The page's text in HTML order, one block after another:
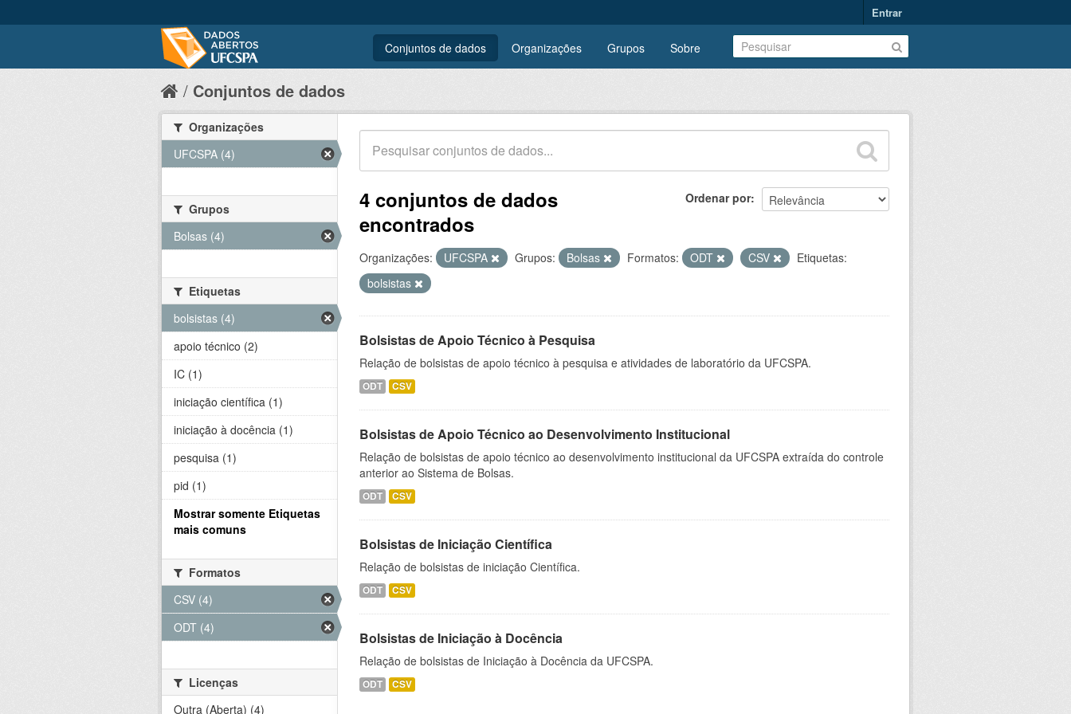
Entrar
Conjuntos de dados Organizações Grupos Sobre
Conjuntos de dados
Ordenar por
4 conjuntos de dados
encontrados
Organizações: UFCSPA Grupos: Bolsas Formatos: ODT CSV
Etiquetas:
bolsistas
Bolsistas de Apoio Técnico à Pesquisa
Relação de bolsistas de apoio técnico à pesquisa e atividades de laboratório da UFCSPA.
ODT CSV
Bolsistas de Apoio Técnico ao Desenvolvimento Institucional
Relação de bolsistas de apoio técnico ao desenvolvimento institucional da UFCSPA extraída do controle
anterior ao Sistema de Bolsas.
ODT CSV
Bolsistas de Iniciação Científica
Relação de bolsistas de iniciação Científica.
ODT CSV
Bolsistas de Iniciação à Docência
Relação de bolsistas de Iniciação à Docência da UFCSPA.
ODT CSV
Organizações
UFCSPA (4)
Grupos
Bolsas (4)
Etiquetas
bolsistas (4)
apoio técnico (2)
IC (1)
iniciação científica (1)
iniciação à docência (1)
pesquisa (1)
pid (1)
Mostrar somente Etiquetas
mais comuns
Formatos
CSV (4)
ODT (4)
Licenças
Outra (Aberta) (4)